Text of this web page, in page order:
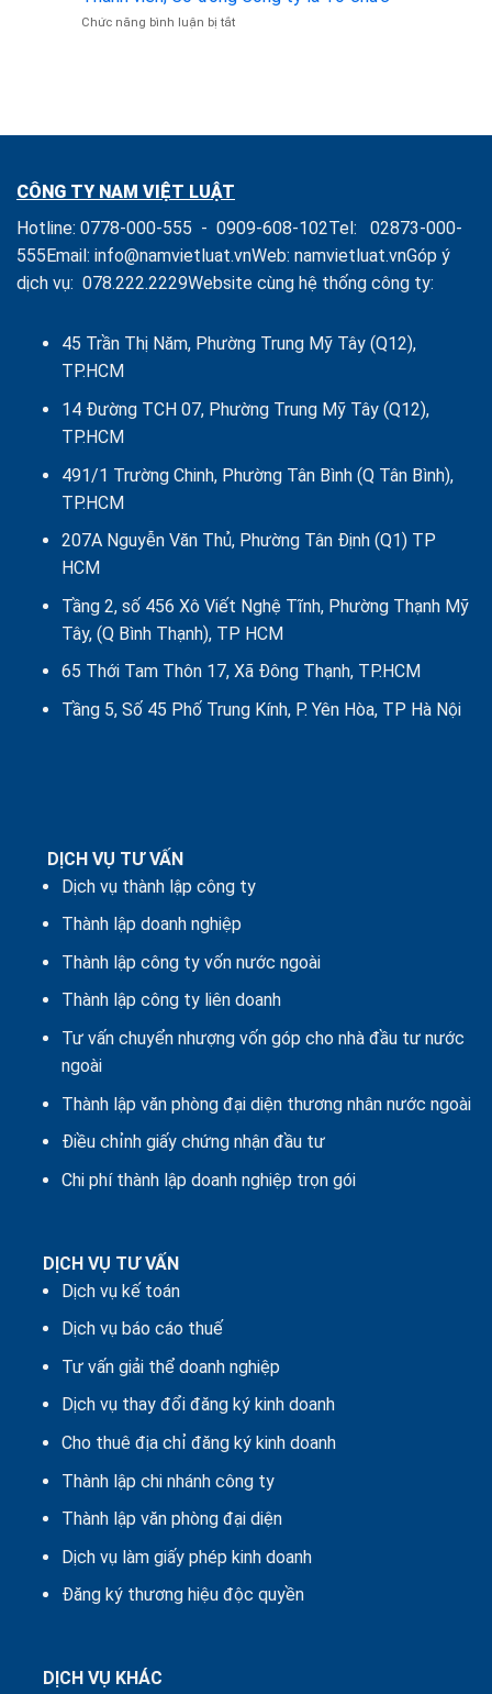
Mua
Phần
Bị
Nghiêm
Chức năng bình luận bị tắtở
quyền
Thành
viên,
Cổ
đông
là
CÔNG TY NAM VIỆT LUẬT
Hotline: 0778-000-555 - 0909-608-102Tel: 02873-000-
555 Email: info@namvietluat.vnWeb: namvietluat.vnGóp ý
dịch vụ: 078.222.2229Website cùng hệ thống công ty:
45 Trần Thị Năm, Phường Trung Mỹ Tây (Q12),
TP.HCM
14 Đường TCH 07, Phường Trung Mỹ Tây (Q12),
TP.HCM
491/1 Trường Chinh, Phường Tân Bình (Q Tân Bình),
TP.HCM
207A Nguyễn Văn Thủ, Phường Tân Định (Q1) TP
HCM
Tầng 2, số 456 Xô Viết Nghệ Tĩnh, Phường Thạnh Mỹ
Tây, (Q Bình Thạnh), TP HCM
65 Thới Tam Thôn 17, Xã Đông Thạnh, TP.HCM
Tầng 5, Số 45 Phố Trung Kính, P. Yên Hòa, TP Hà Nội
DỊCH VỤ TƯ VẤN
Dịch vụ thành lập công ty
Thành lập doanh nghiệp
Thành lập công ty vốn nước ngoài
Thành lập công ty liên doanh
Tư vấn chuyển nhượng vốn góp cho nhà đầu tư nước
ngoài
Thành lập văn phòng đại diện thương nhân nước ngoài
Điều chỉnh giấy chứng nhận đầu tư
Chi phí thành lập doanh nghiệp trọn gói
DỊCH VỤ TƯ VẤN
Dịch vụ kế toán
Dịch vụ báo cáo thuế
Tư vấn giải thể doanh nghiệp
Dịch vụ thay đổi đăng ký kinh doanh
Cho thuê địa chỉ đăng ký kinh doanh
Thành lập chi nhánh công ty
Thành lập văn phòng đại diện
Dịch vụ làm giấy phép kinh doanh
Đăng ký thương hiệu độc quyền
DỊCH VỤ KHÁC